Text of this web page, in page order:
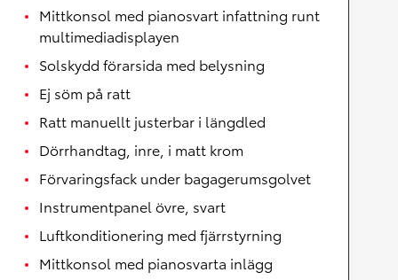
Mittkonsol med pianosvart infattning runt
multimediadisplayen
Solskydd förarsida med belysning
Ej söm på ratt
Ratt manuellt justerbar i längdled
Dörrhandtag, inre, i matt krom
Förvaringsfack under bagagerumsgolvet
Instrumentpanel övre, svart
Luftkonditionering med fjärrstyrning
Mittkonsol med pianosvarta inlägg